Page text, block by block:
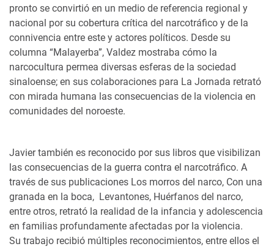
pronto se convirtió en un medio de referencia regional y
nacional por su cobertura crítica del narcotráfico y de la
connivencia entre este y actores políticos. Desde su
columna “Malayerba”, Valdez mostraba cómo la
narcocultura permea diversas esferas de la sociedad
sinaloense; en sus colaboraciones para La Jornada retrató
con mirada humana las consecuencias de la violencia en
comunidades del noroeste.
Javier también es reconocido por sus libros que visibilizan
las consecuencias de la guerra contra el narcotráfico. A
través de sus publicaciones Los morros del narco, Con una
granada en la boca, Levantones, Huérfanos del narco,
entre otros, retrató la realidad de la infancia y adolescencia
en familias profundamente afectadas por la violencia.
Su trabajo recibió múltiples reconocimientos, entre ellos el